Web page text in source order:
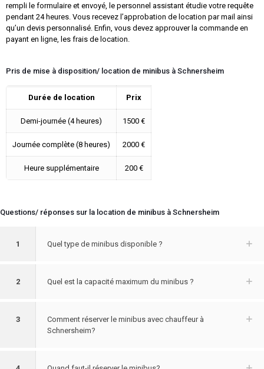
rempli le formulaire et envoyé, le personnel assistant étudie votre requête
pendant 24 heures. Vous recevez l’approbation de location par mail ainsi
qu’un devis personnalisé. Enfin, vous devez approuver la commande en
payant en ligne, les frais de location.
Pris de mise à disposition/ location de minibus à Schnersheim
Durée de location Prix
Demi-journée (4 heures) 1500 €
Journée complète (8 heures) 2000 €
Heure supplémentaire 200 €
Questions/ réponses sur la location de minibus à Schnersheim
1 Quel type de minibus disponible ?
2 Quel est la capacité maximum du minibus ?
3
Comment réserver le minibus avec chauffeur à
Schnersheim?